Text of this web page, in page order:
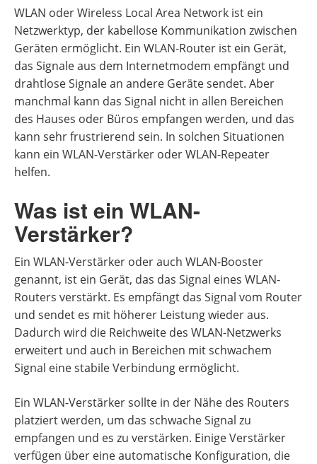
WLAN oder Wireless Local Area Network ist ein
Netzwerktyp, der kabellose Kommunikation zwischen
Geräten ermöglicht. Ein WLAN-Router ist ein Gerät,
das Signale aus dem Internetmodem empfängt und
drahtlose Signale an andere Geräte sendet. Aber
manchmal kann das Signal nicht in allen Bereichen
des Hauses oder Büros empfangen werden, und das
kann sehr frustrierend sein. In solchen Situationen
kann ein WLAN-Verstärker oder WLAN-Repeater
helfen.
Was ist ein WLAN-
Verstärker?
Ein WLAN-Verstärker oder auch WLAN-Booster
genannt, ist ein Gerät, das das Signal eines WLAN-
Routers verstärkt. Es empfängt das Signal vom Router
und sendet es mit höherer Leistung wieder aus.
Dadurch wird die Reichweite des WLAN-Netzwerks
erweitert und auch in Bereichen mit schwachem
Signal eine stabile Verbindung ermöglicht.
Ein WLAN-Verstärker sollte in der Nähe des Routers
platziert werden, um das schwache Signal zu
empfangen und es zu verstärken. Einige Verstärker
verfügen über eine automatische Konfiguration, die